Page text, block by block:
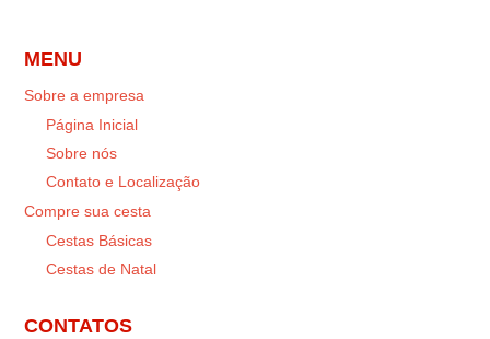
MENU
Sobre a empresa
Página Inicial
Sobre nós
Contato e Localização
Compre sua cesta
Cestas Básicas
Cestas de Natal
CONTATOS